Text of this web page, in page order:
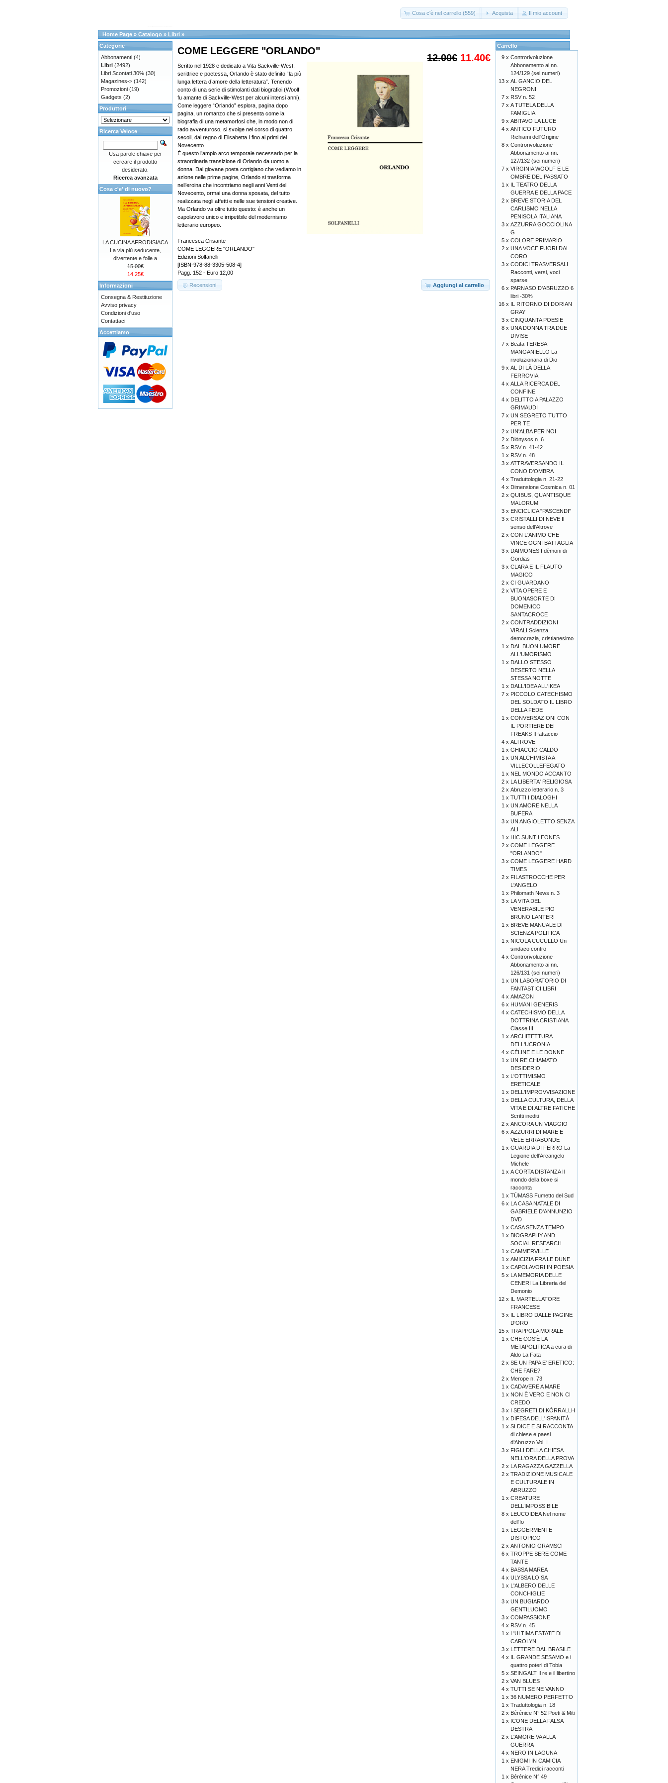
Cosa c'è nel carrello (559) Acquista Il mio account
Home Page » Catalogo » Libri »
12.00€ 11.40€
COME LEGGERE "ORLANDO"
Scritto nel 1928 e dedicato a Vita Sackville-West,
scrittrice e poetessa, Orlando è stato definito “la più
lunga lettera d’amore della letteratura”. Tenendo
conto di una serie di stimolanti dati biografici (Woolf
fu amante di Sackville-West per alcuni intensi anni),
Come leggere “Orlando” esplora, pagina dopo
pagina, un romanzo che si presenta come la
biografia di una metamorfosi che, in modo non di
rado avventuroso, si svolge nel corso di quattro
secoli, dal regno di Elisabetta I fino ai primi del
Novecento.
È questo l’ampio arco temporale necessario per la
straordinaria transizione di Orlando da uomo a
donna. Dal giovane poeta cortigiano che vediamo in
azione nelle prime pagine, Orlando si trasforma
nell’eroina che incontriamo negli anni Venti del
Novecento, ormai una donna sposata, del tutto
realizzata negli affetti e nelle sue tensioni creative.
Ma Orlando va oltre tutto questo: è anche un
capolavoro unico e irripetibile del modernismo
letterario europeo.
Francesca Crisante
COME LEGGERE "ORLANDO"
Edizioni Solfanelli
[ISBN-978-88-3305-508-4]
Pagg. 152 - Euro 12,00
Aggiungi al carrello
Recensioni
Categorie
Abbonamenti (4)
Libri (2492)
Libri Scontati 30% (30)
Magazines-> (142)
Promozioni (19)
Gadgets (2)
Produttori
Ricerca Veloce
Usa parole chiave per
cercare il prodotto
desiderato.
Ricerca avanzata
Cosa c'e' di nuovo?
LA CUCINA AFRODISIACA
La via più seducente,
divertente e folle a
15.00€
14.25€
Informazioni
Consegna & Restituzione
Avviso privacy
Condizioni d'uso
Contattaci
Accettiamo
Carrello
9 x Controrivoluzione
Abbonamento ai nn.
124/129 (sei numeri)
13 x AL GANCIO DEL
NEGRONI
7 x RSV n. 52
7 x A TUTELA DELLA
FAMIGLIA
9 x ABITAVO LA LUCE
4 x ANTICO FUTURO
Richiami dell'Origine
8 x Controrivoluzione
Abbonamento ai nn.
127/132 (sei numeri)
7 x VIRGINIA WOOLF E LE
OMBRE DEL PASSATO
1 x IL TEATRO DELLA
GUERRA E DELLA PACE
2 x BREVE STORIA DEL
CARLISMO NELLA
PENISOLA ITALIANA
3 x AZZURRA GOCCIOLINA
G
5 x COLORE PRIMARIO
2 x UNA VOCE FUORI DAL
CORO
3 x CODICI TRASVERSALI
Racconti, versi, voci
sparse
6 x PARNASO D'ABRUZZO 6
libri -30%
16 x IL RITORNO DI DORIAN
GRAY
3 x CINQUANTA POESIE
8 x UNA DONNA TRA DUE
DIVISE
7 x Beata TERESA
MANGANIELLO La
rivoluzionaria di Dio
9 x AL DI LÀ DELLA
FERROVIA
4 x ALLA RICERCA DEL
CONFINE
4 x DELITTO A PALAZZO
GRIMAUDI
7 x UN SEGRETO TUTTO
PER TE
2 x UN'ALBA PER NOI
2 x Diònysos n. 6
5 x RSV n. 41-42
1 x RSV n. 48
3 x ATTRAVERSANDO IL
CONO D'OMBRA
4 x Traduttologia n. 21-22
4 x Dimensione Cosmica n. 01
2 x QUIBUS, QUANTISQUE
MALORUM
3 x ENCICLICA "PASCENDI"
3 x CRISTALLI DI NEVE Il
senso dell’Altrove
2 x CON L'ANIMO CHE
VINCE OGNI BATTAGLIA
3 x DAIMONES I dèmoni di
Gordias
3 x CLARA E IL FLAUTO
MAGICO
2 x CI GUARDANO
2 x VITA OPERE E
BUONASORTE DI
DOMENICO
SANTACROCE
2 x CONTRADDIZIONI
VIRALI Scienza,
democrazia, cristianesimo
1 x DAL BUON UMORE
ALL'UMORISMO
1 x DALLO STESSO
DESERTO NELLA
STESSA NOTTE
1 x DALL'IDEA ALL'IKEA
7 x PICCOLO CATECHISMO
DEL SOLDATO IL LIBRO
DELLA FEDE
1 x CONVERSAZIONI CON
IL PORTIERE DEI
FREAKS Il fattaccio
4 x ALTROVE
1 x GHIACCIO CALDO
1 x UN ALCHIMISTA A
VILLECOLLEFEGATO
1 x NEL MONDO ACCANTO
2 x LA LIBERTA' RELIGIOSA
2 x Abruzzo letterario n. 3
1 x TUTTI I DIALOGHI
1 x UN AMORE NELLA
BUFERA
3 x UN ANGIOLETTO SENZA
ALI
1 x HIC SUNT LEONES
2 x COME LEGGERE
"ORLANDO"
3 x COME LEGGERE HARD
TIMES
2 x FILASTROCCHE PER
L'ANGELO
1 x Philomath News n. 3
3 x LA VITA DEL
VENERABILE PIO
BRUNO LANTERI
1 x BREVE MANUALE DI
SCIENZA POLITICA
1 x NICOLA CUCULLO Un
sindaco contro
4 x Controrivoluzione
Abbonamento ai nn.
126/131 (sei numeri)
1 x UN LABORATORIO DI
FANTASTICI LIBRI
4 x AMAZON
6 x HUMANI GENERIS
4 x CATECHISMO DELLA
DOTTRINA CRISTIANA
Classe III
1 x ARCHITETTURA
DELL'UCRONIA
4 x CÉLINE E LE DONNE
1 x UN RE CHIAMATO
DESIDERIO
1 x L'OTTIMISMO
ERETICALE
1 x DELL'IMPROVVISAZIONE
1 x DELLA CULTURA, DELLA
VITA E DI ALTRE FATICHE
Scritti inediti
2 x ANCORA UN VIAGGIO
6 x AZZURRI DI MARE E
VELE ERRABONDE
1 x GUARDIA DI FERRO La
Legione dell'Arcangelo
Michele
1 x A CORTA DISTANZA Il
mondo della boxe si
racconta
1 x TÙMASS Fumetto del Sud
6 x LA CASA NATALE DI
GABRIELE D'ANNUNZIO
DVD
1 x CASA SENZA TEMPO
1 x BIOGRAPHY AND
SOCIAL RESEARCH
1 x CAMMERVILLE
1 x AMICIZIA FRA LE DUNE
1 x CAPOLAVORI IN POESIA
5 x LA MEMORIA DELLE
CENERI La Libreria del
Demonio
12 x IL MARTELLATORE
FRANCESE
3 x IL LIBRO DALLE PAGINE
D'ORO
15 x TRAPPOLA MORALE
1 x CHE COS'È LA
METAPOLITICA a cura di
Aldo La Fata
2 x SE UN PAPA E' ERETICO:
CHE FARE?
2 x Merope n. 73
1 x CADAVERE A MARE
1 x NON È VERO E NON CI
CREDO
3 x I SEGRETI DI KÓRRALLH
1 x DIFESA DELL'ISPANITÀ
1 x SI DICE E SI RACCONTA
di chiese e paesi
d’Abruzzo Vol. I
3 x FIGLI DELLA CHIESA
NELL'ORA DELLA PROVA
2 x LA RAGAZZA GAZZELLA
2 x TRADIZIONE MUSICALE
E CULTURALE IN
ABRUZZO
1 x CREATURE
DELL’IMPOSSIBILE
8 x LEUCOIDEA Nel nome
dell'Io
1 x LEGGERMENTE
DISTOPICO
2 x ANTONIO GRAMSCI
6 x TROPPE SERE COME
TANTE
4 x BASSA MAREA
4 x ULYSSA LO SA
1 x L'ALBERO DELLE
CONCHIGLIE
3 x UN BUGIARDO
GENTILUOMO
3 x COMPASSIONE
4 x RSV n. 45
1 x L'ULTIMA ESTATE DI
CAROLYN
3 x LETTERE DAL BRASILE
4 x IL GRANDE SESAMO e i
quattro poteri di Tobia
5 x SEINGALT Il re e il libertino
2 x VAN BLUES
4 x TUTTI SE NE VANNO
1 x 36 NUMERO PERFETTO
1 x Traduttologia n. 18
2 x Bérénice N° 52 Poeti & Miti
1 x ICONE DELLA FALSA
DESTRA
2 x L'AMORE VA ALLA
GUERRA
4 x NERO IN LAGUNA
1 x ENIGMI IN CAMICIA
NERA Tredici racconti
1 x Bérénice N° 49